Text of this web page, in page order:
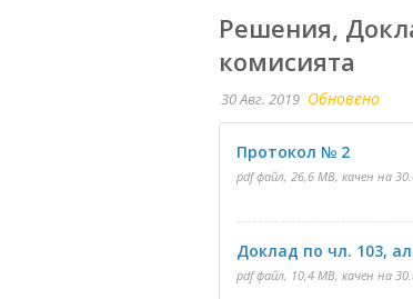
Решения,
комисията
30 Авг. 2019 Обновено
Протокол № 2
pdf файл, 26,6 MB, качен на
Доклад по чл. 103,
pdf файл, 10,4 MB, качен на